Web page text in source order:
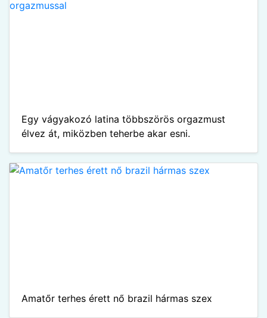
Egy vágyakozó latina többszörös orgazmust
élvez át, miközben teherbe akar esni.
Amatőr terhes érett nő brazil hármas szex